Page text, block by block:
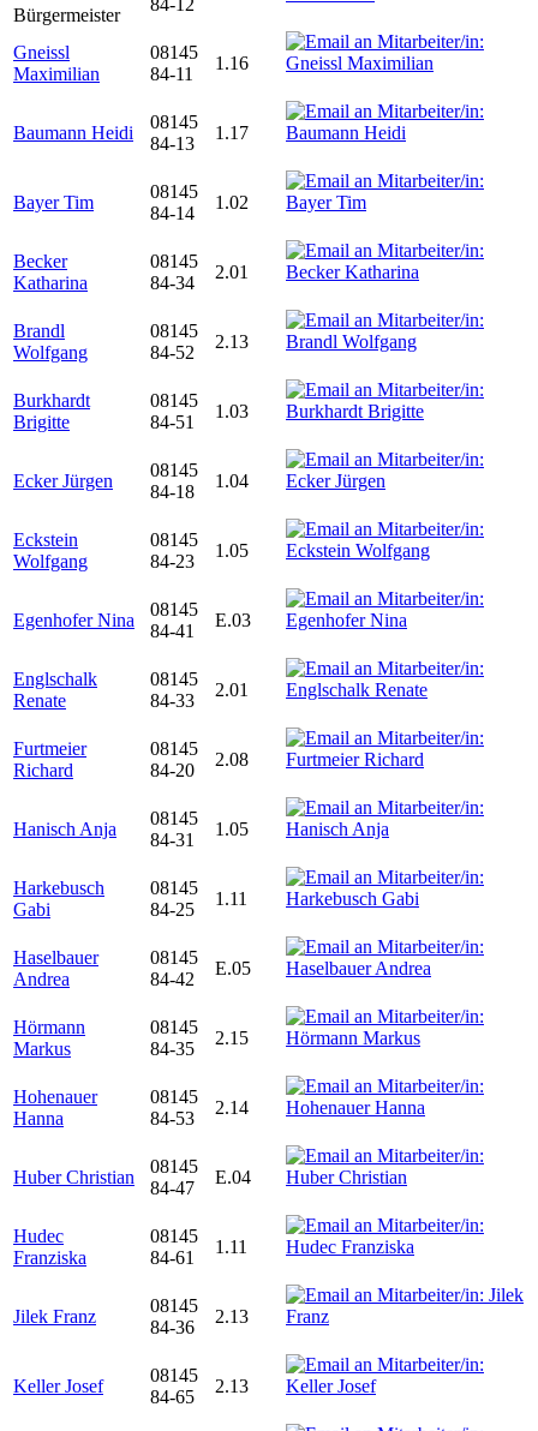
Bürgermeister
84-12
Gneissl
Maximilian
08145
84-11
1.16
Baumann Heidi
08145
84-13
1.17
Bayer Tim
08145
84-14
1.02
Becker
Katharina
08145
84-34
2.01
Brandl
Wolfgang
08145
84-52
2.13
Burkhardt
Brigitte
08145
84-51
1.03
Ecker Jürgen
08145
84-18
1.04
Eckstein
Wolfgang
08145
84-23
1.05
Egenhofer Nina
08145
84-41
E.03
Englschalk
Renate
08145
84-33
2.01
Furtmeier
Richard
08145
84-20
2.08
Hanisch Anja
08145
84-31
1.05
Harkebusch
Gabi
08145
84-25
1.11
Haselbauer
Andrea
08145
84-42
E.05
Hörmann
Markus
08145
84-35
2.15
Hohenauer
Hanna
08145
84-53
2.14
Huber Christian
08145
84-47
E.04
Hudec
Franziska
08145
84-61
1.11
Jilek Franz
08145
84-36
2.13
Keller Josef
08145
84-65
2.13